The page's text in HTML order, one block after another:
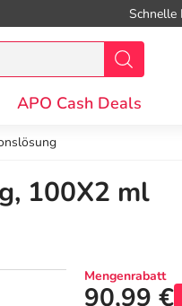
Schnelle
APO Cash Deals
100X2 ml
Mengenrabatt
90,99 €